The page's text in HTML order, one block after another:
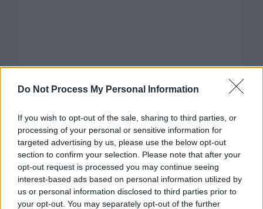
Do Not Process My Personal Information
If you wish to opt-out of the sale, sharing to third parties, or
processing of your personal or sensitive information for
targeted advertising by us, please use the below opt-out
section to confirm your selection. Please note that after your
opt-out request is processed you may continue seeing
interest-based ads based on personal information utilized by
us or personal information disclosed to third parties prior to
your opt-out. You may separately opt-out of the further
Categorías